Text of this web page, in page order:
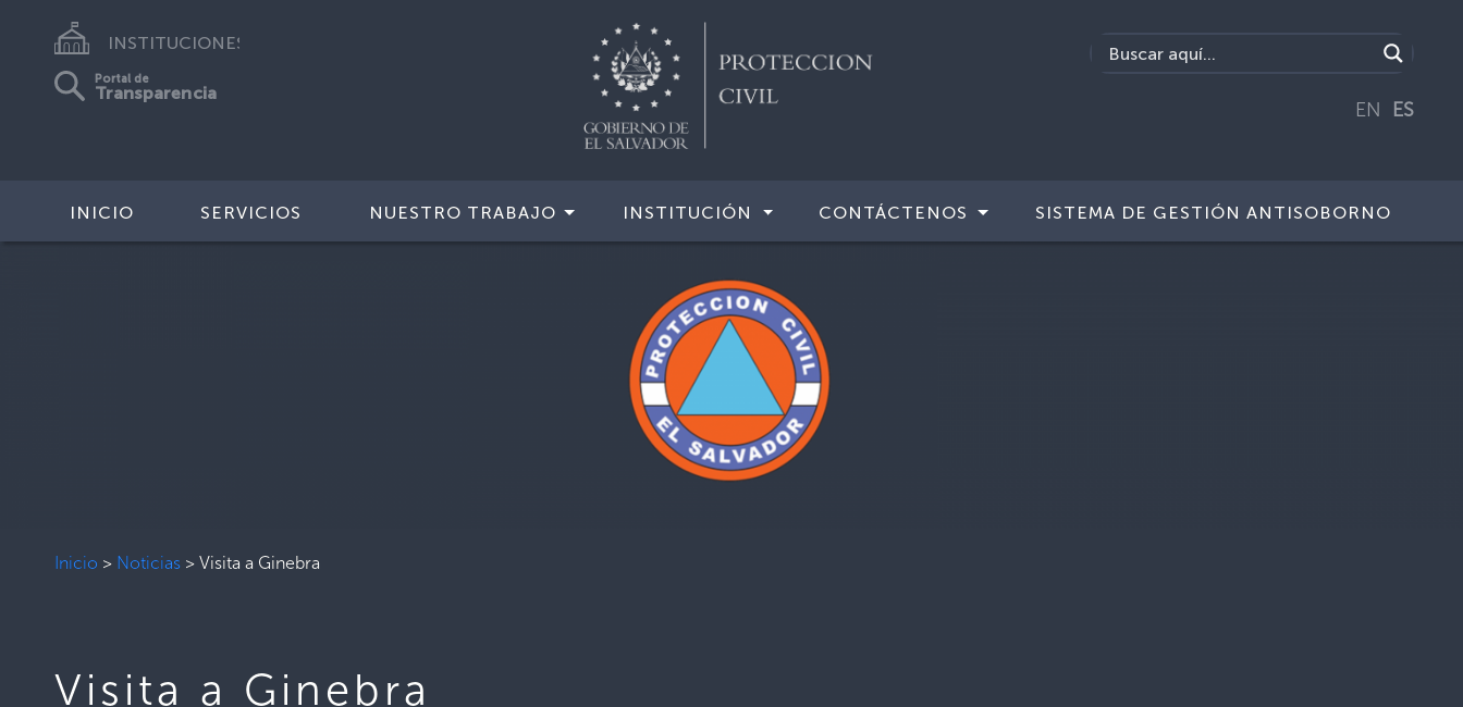
INSTITUCIONES
Portal de
Transparencia
EN ES
INICIO SERVICIOS NUESTRO TRABAJO INSTITUCIÓN CONTÁCTENOS SISTEMA DE GESTIÓN ANTISOBORNO
Inicio > Noticias > Visita a Ginebra
Visita a Ginebra